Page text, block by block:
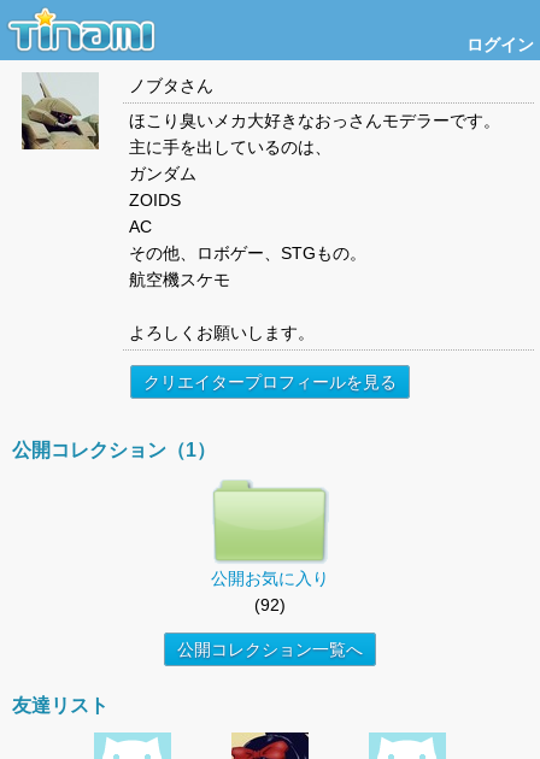
ログイン
ノブタさん
ほこり臭いメカ大好きなおっさんモデラーです。
主に手を出しているのは、
ガンダム
ZOIDS
AC
その他、ロボゲー、STGもの。
航空機スケモ
よろしくお願いします。
クリエイタープロフィールを見る
公開コレクション（1）
公開お気に入り
(92)
公開コレクション一覧へ
友達リスト